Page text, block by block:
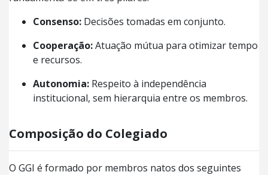
Consenso: Decisões tomadas em conjunto.
Cooperação:Atuação mútua para otimizar tempo
e recursos.
Autonomia: Respeito à independência
institucional, sem hierarquia entre os membros.
Composição do Colegiado
O GGI é formado por membros natos dos seguintes